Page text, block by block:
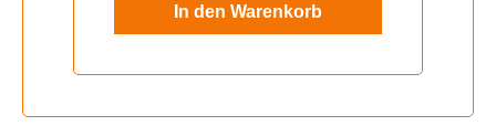
In den Warenkorb